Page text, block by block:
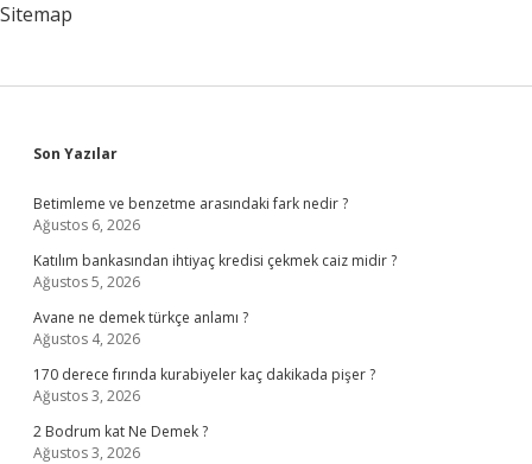
Sitemap
Sidebar
Son Yazılar
Betimleme ve benzetme arasındaki fark nedir ?
Ağustos 6, 2026
Katılım bankasından ihtiyaç kredisi çekmek caiz midir ?
Ağustos 5, 2026
Avane ne demek türkçe anlamı ?
Ağustos 4, 2026
170 derece fırında kurabiyeler kaç dakikada pişer ?
Ağustos 3, 2026
2 Bodrum kat Ne Demek ?
Ağustos 3, 2026